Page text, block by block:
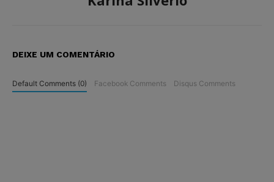
DEIXE UM COMENTÁRIO
Default Comments (0) Facebook Comments Disqus Comments